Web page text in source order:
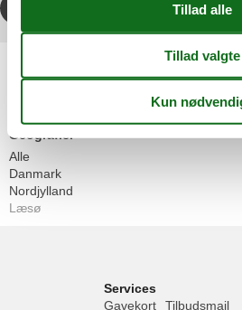
>>
Alle
Geografier
Alle
Danmark
Nordjylland
Læsø
Services
Gavekort
Tilbudsmail